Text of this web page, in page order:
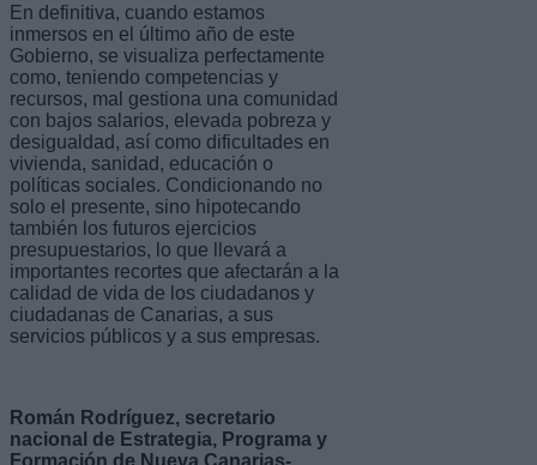
En definitiva, cuando estamos
inmersos en el último año de este
Gobierno, se visualiza perfectamente
como, teniendo competencias y
recursos, mal gestiona una comunidad
con bajos salarios, elevada pobreza y
desigualdad, así como dificultades en
vivienda, sanidad, educación o
políticas sociales. Condicionando no
solo el presente, sino hipotecando
también los futuros ejercicios
presupuestarios, lo que llevará a
importantes recortes que afectarán a la
calidad de vida de los ciudadanos y
ciudadanas de Canarias, a sus
servicios públicos y a sus empresas.
Román Rodríguez, secretario
nacional de Estrategia, Programa y
Formación de Nueva Canarias-